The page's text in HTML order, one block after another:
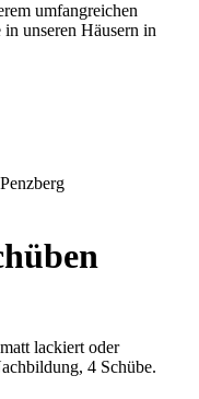
umfangreichen
unseren Häusern in
lackiert oder
4 Schübe.